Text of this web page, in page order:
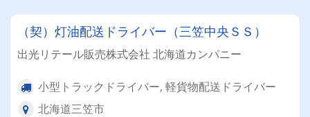
（契）灯油配送ドライバー（三笠中央ＳＳ）
出光リテール販売株式会社 北海道カンパニー
小型トラックドライバー, 軽貨物配送ドライバー
北海道三笠市